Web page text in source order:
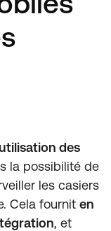
des
la possibilité de
les casiers
Cela fournit en
, et